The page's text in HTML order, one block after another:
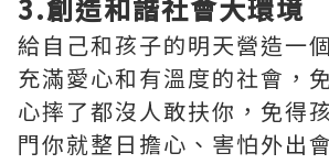
3.創造和諧社會大環境
給自己和孩子的明天營造一
充滿愛心和有溫度的社會，
心摔了都沒人敢扶你，免得
門你就整日擔心、害怕外出